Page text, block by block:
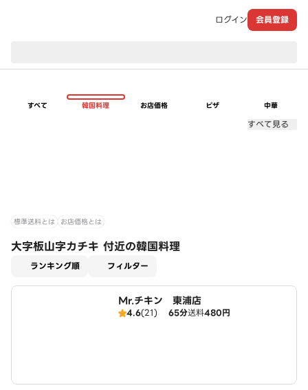
ログイン 会員登録
すべて 韓国料理 お店価格 ピザ 中華
すべて見る
標準送料とは お店価格とは
大字板山字カチキ 付近の韓国料理
ランキング順 フィルター
Mr.チキン 東浦店
4.6(21) 65分送料480円